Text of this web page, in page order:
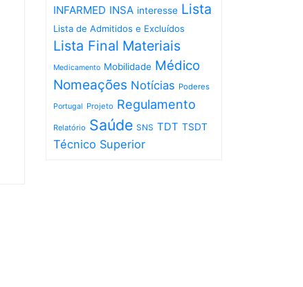
INFARMED INSA interesse Lista
Lista de Admitidos e Excluídos
Lista Final Materiais
Medicamento Mobilidade Médico
Nomeações Notícias Poderes
Portugal Projeto Regulamento
Relatório Saúde SNS TDT TSDT
Técnico Superior